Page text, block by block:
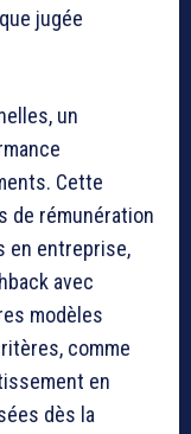
jugée
un
Cette
de rémunération
en entreprise,
avec
modèles
comme
en
dès la